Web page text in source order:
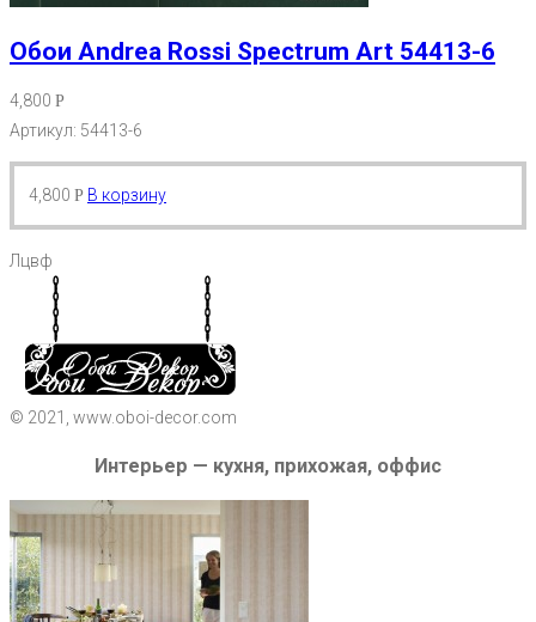
Обои Andrea Rossi Spectrum Art 54413-6
4,800 Р
Артикул: 54413-6
4,800 Р В корзину
Лцвф
© 2021, www.oboi-decor.com
Интерьер — кухня, прихожая, оффис